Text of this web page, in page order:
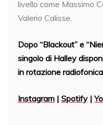
livello come Massimo
Valerio Calisse.
Dopo “Blackout” e
singolo di Halley
in rotazione
Instagram | Spotify |